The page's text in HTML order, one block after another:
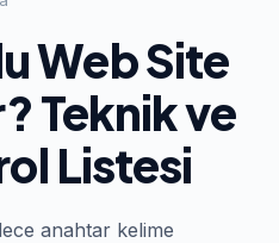
Web Site
Teknik ve
Listesi
anahtar kelime